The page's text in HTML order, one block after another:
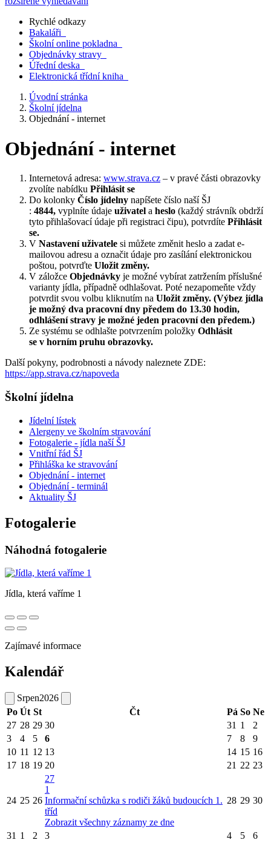
Rychlé odkazy
Bakaláři
Školní online pokladna
Objednávky stravy
Úřední deska
Elektronická třídní kniha
Úvodní stránka
Školní jídelna
Objednání - internet
Objednání - internet
Internetová adresa: www.strava.cz – v pravé části obrazovky
zvolíte nabídku Přihlásit se
Do kolonky Číslo jídelny napíšete číslo naší ŠJ
: 4844, vyplníte údaje uživatel a heslo (každý strávník obdrží
tyto přihlašovací údaje při registraci čipu), potvrdíte Přihlásit
se.
V Nastavení uživatele si můžete změnit heslo a zadat e-
mailovou adresu a označit údaje pro zasílání elektronickou
poštou, potvrďte Uložit změny.
V záložce Objednávky je možné vybírat zatržením příslušné
varianty jídla, případně odhlašovat. Poté nezapomeňte vždy
potvrdit svou volbu kliknutím na Uložit změny. (Výbez jídla
je možný dva pracovní dny předem do 13.30 hodin,
odhlášení stravy je možné jeden pracovní den předem.)
Ze systému se odhlašte potvrzením položky Odhlásit
se v horním pruhu obrazovky.
Další pokyny, podrobnosti a návody naleznete ZDE:
https://app.strava.cz/napoveda
Školní jídelna
Jídelní lístek
Alergeny ve školním stravování
Fotogalerie - jídla naší ŠJ
Vnitřní řád ŠJ
Přihláška ke stravování
Objednání - internet
Objednání - terminál
Aktuality ŠJ
Fotogalerie
Náhodná fotogalerie
Jídla, která vaříme 1
Zajímavé informace
Kalendář
Srpen2026
Po Út St Čt Pá So Ne
27 28 29 30 31 1
2
3
4 5 6 7 8
9
10 11 12 13 14 15 16
17 18 19 20 21 22 23
24 25 26
27
1
Informační schůzka s rodiči žáků budoucích 1.
tříd
Zobrazit všechny záznamy ze dne
28 29 30
31 1 2 3 4 5 6